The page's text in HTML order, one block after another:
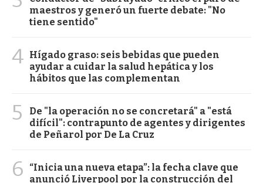
maestros y generó un fuerte debate: "No
tiene sentido"
4 Hígado graso: seis bebidas que pueden
ayudar a cuidar la salud hepática y los
hábitos que las complementan
5
De "la operación no se concretará" a "está
difícil": contrapunto de agentes y dirigentes
de Peñarol por De La Cruz
6
“Inicia una nueva etapa”: la fecha clave que
anunció Liverpool por la construcción del